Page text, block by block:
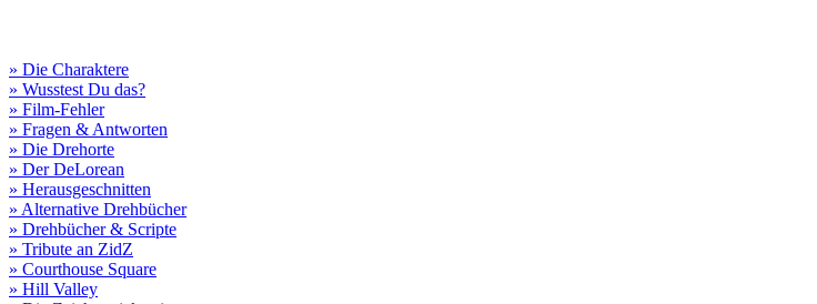
» Die Charaktere
» Wusstest Du das?
» Film-Fehler
» Fragen & Antworten
» Die Drehorte
» Der DeLorean
» Herausgeschnitten
» Alternative Drehbücher
» Drehbücher & Scripte
» Tribute an ZidZ
» Courthouse Square
» Hill Valley